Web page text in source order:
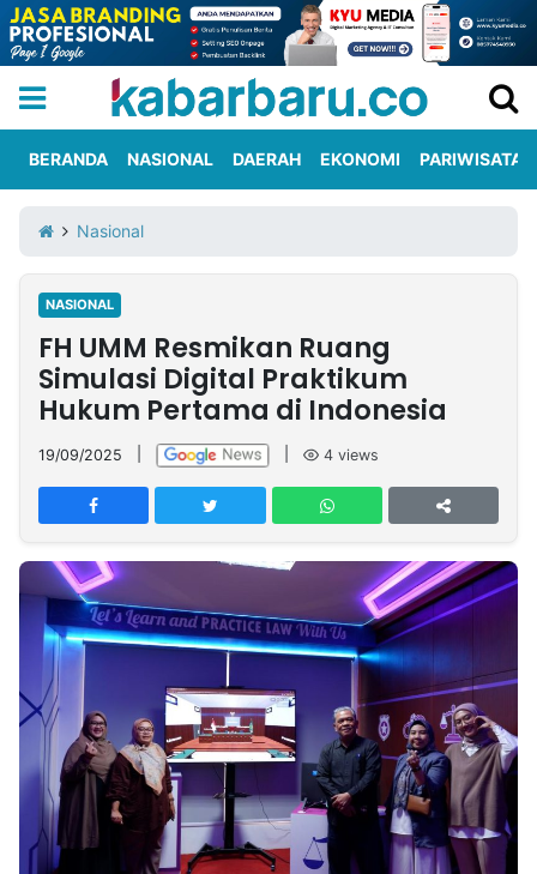
Iklan
Berita
Kami
Nasional
International
Olahraga
Entertainment
Daerah
Pariwisata
Kuliner
Kolom
Network
PT
TREETAN
INDONESIA
Partner
Insight
NTB
Suara
Time
Lens
IDN
Daily
Jogja
Jalan
Rakyat
Idealita
News
Kita
Notice
Dinamikapost.com
Radar
Baru
Seedbacklink
Follow
Kabarbaru
BERANDA NASIONAL DAERAH EKONOMI PARIWISATA
Nasional
NASIONAL
FH UMM Resmikan Ruang
Simulasi Digital Praktikum
Hukum Pertama di Indonesia
19/09/2025 4 views